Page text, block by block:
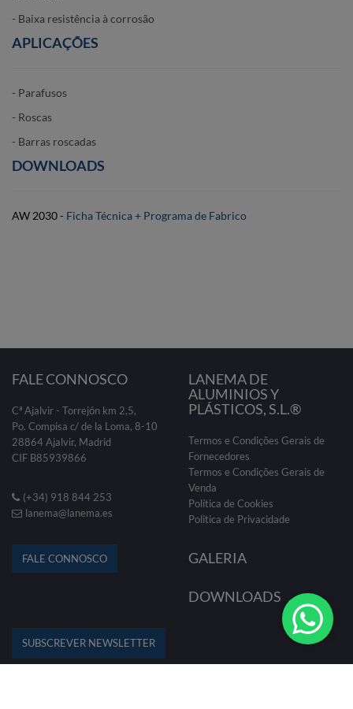
- Baixa resistência à corrosão
APLICAÇÕES
- Parafusos
- Roscas
- Barras roscadas
DOWNLOADS
AW 2030 - Ficha Técnica + Programa de Fabrico
FALE CONNOSCO
Cª Ajalvir - Torrejón km 2,5,
Po. Compisa c/ de la Loma, 8-10
28864 Ajalvir, Madrid
CIF B85939866
(+34) 918 844 253
lanema@lanema.es
FALE CONNOSCO
LANEMA DE
ALUMINIOS Y
PLÁSTICOS, S.L.®
Termos e Condições Gerais de
Fornecedores
Termos e Condições Gerais de
Venda
Política de Cookies
Politica de Privacidade
GALERIA
DOWNLOADS
SUBSCREVER NEWSLETTER